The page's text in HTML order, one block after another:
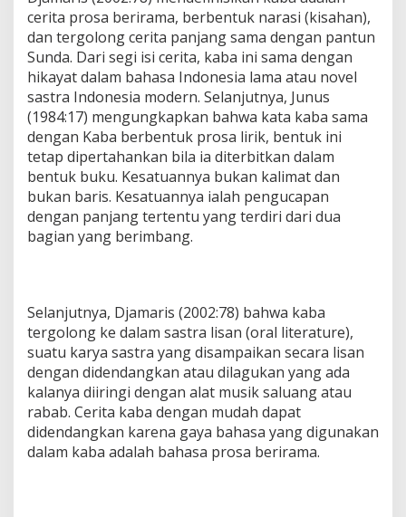
cerita prosa berirama, berbentuk narasi (kisahan),
dan tergolong cerita panjang sama dengan pantun
Sunda. Dari segi isi cerita, kaba ini sama dengan
hikayat dalam bahasa Indonesia lama atau novel
sastra Indonesia modern. Selanjutnya, Junus
(1984:17) mengungkapkan bahwa kata kaba sama
dengan Kaba berbentuk prosa lirik, bentuk ini
tetap dipertahankan bila ia diterbitkan dalam
bentuk buku. Kesatuannya bukan kalimat dan
bukan baris. Kesatuannya ialah pengucapan
dengan panjang tertentu yang terdiri dari dua
bagian yang berimbang.
Selanjutnya, Djamaris (2002:78) bahwa kaba
tergolong ke dalam sastra lisan (oral literature),
suatu karya sastra yang disampaikan secara lisan
dengan didendangkan atau dilagukan yang ada
kalanya diiringi dengan alat musik saluang atau
rabab. Cerita kaba dengan mudah dapat
didendangkan karena gaya bahasa yang digunakan
dalam kaba adalah bahasa prosa berirama.